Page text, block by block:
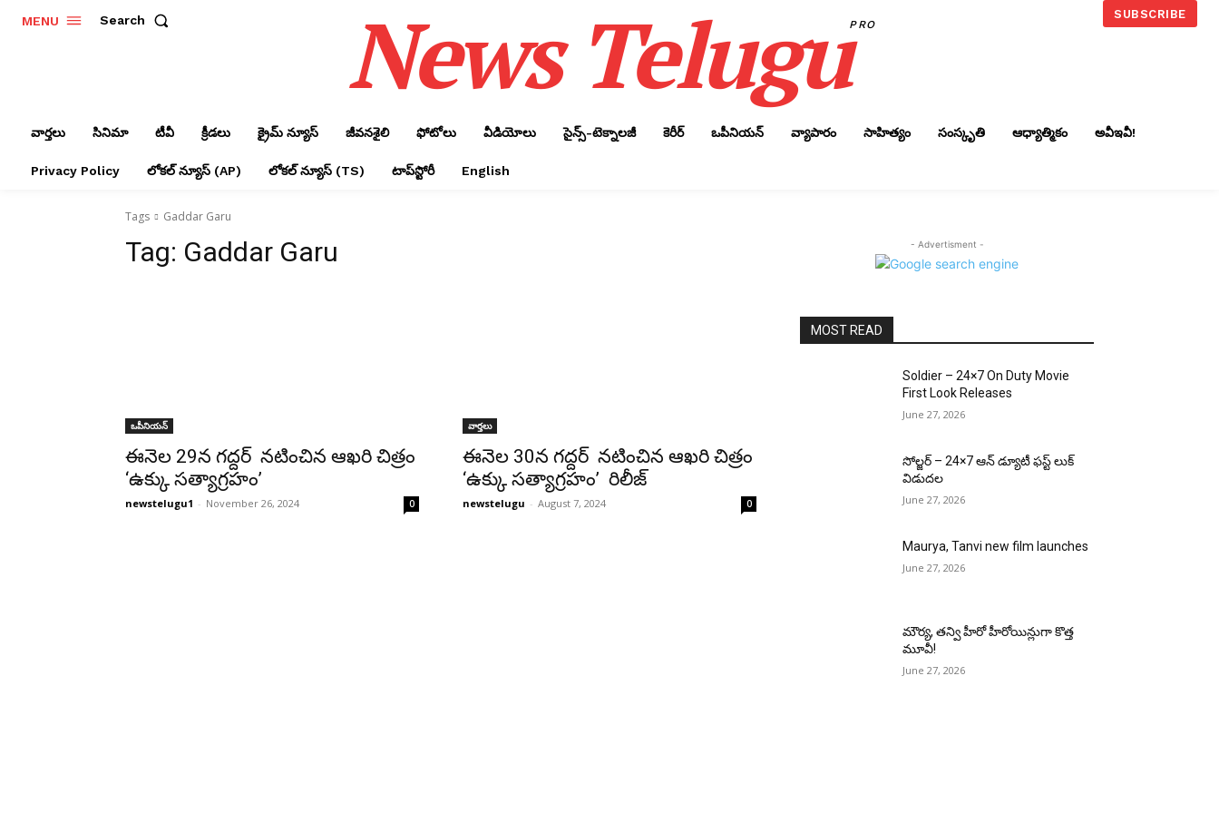
MENU Search News TeluguPRO
SUBSCRIBE
వార్తలు సినిమా టీవీ క్రీడలు క్రైమ్ న్యూస్‌ జీవనశైలి ఫోటోలు వీడియోలు సైన్స్‌-టెక్నాలజీ కెరీర్‌ ఒపీనియన్‌ వ్యాపారం సాహిత్యం సంస్కృతి ఆధ్యాత్మికం అవీఇవీ!
Privacy Policy లోక‌ల్ న్యూస్‌ (AP) లోక‌ల్ న్యూస్‌ (TS) టాప్‌స్టోరీ English
Tags Gaddar Garu
Tag: Gaddar Garu
ఒపీనియన్‌
ఈనెల 29న గద్దర్ నటించిన ఆఖరి చిత్రం
‘ఉక్కు సత్యాగ్రహం’
newstelugu1 - November 26, 2024 0
వార్తలు
ఈనెల 30న గద్దర్ నటించిన ఆఖరి చిత్రం
‘ఉక్కు సత్యాగ్రహం’ రిలీజ్
newstelugu - August 7, 2024 0
- Advertisment -
MOST READ
Soldier – 24×7 On Duty Movie
First Look Releases
June 27, 2026
సోల్జర్ – 24×7 ఆన్ డ్యూటీ ఫస్ట్ లుక్
విడుదల
June 27, 2026
Maurya, Tanvi new film launches
June 27, 2026
మౌర్య‌, త‌న్వి హీరో హీరోయిన్లుగా కొత్త
మూవీ!
June 27, 2026